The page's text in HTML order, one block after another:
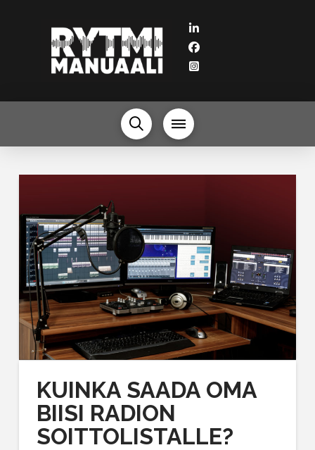
KUINKA SAADA OMA
BIISI RADION
SOITTOLISTALLE?